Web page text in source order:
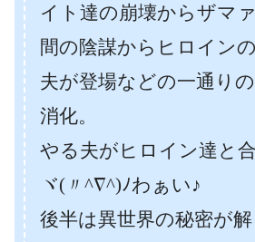
イト達の崩壊からザマ
間の陰謀からヒロイン
夫が登場などの一通り
消化。
やる夫がヒロイン達と合
ヾ(〃^∇^)ﾉわぁい♪
後半は異世界の秘密が